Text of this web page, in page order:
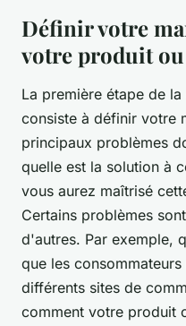
Définir votre
votre produit
La première étape de
consiste à définir votre
principaux problèmes
quelle est la solution à
vous aurez maîtrisé
Certains problèmes
d'autres. Par exemple,
que les
différents sites de
comment votre produit